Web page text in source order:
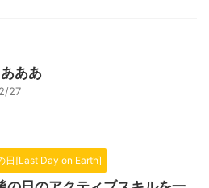
ああ
27
日[Last Day on Earth]